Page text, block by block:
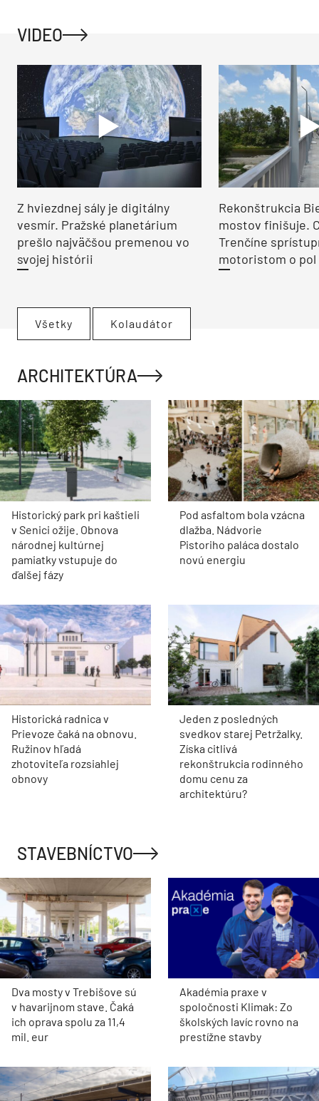
VIDEO
Z hviezdnej sály je digitálny
vesmír. Pražské planetárium
prešlo najväčšou premenou vo
svojej histórii
Rekonštrukcia
mostov finišuje.
Trenčíne
motoristom o pol
Všetky Kolaudátor
ARCHITEKTÚRA
Historický park pri kaštieli
v Senici ožije. Obnova
národnej kultúrnej
pamiatky vstupuje do
ďalšej fázy
Pod asfaltom bola vzácna
dlažba. Nádvorie
Pistoriho paláca dostalo
novú energiu
Historická radnica v
Prievoze čaká na obnovu.
Ružinov hľadá
zhotoviteľa rozsiahlej
obnovy
Jeden z posledných
svedkov starej Petržalky.
Získa citlivá
rekonštrukcia rodinného
domu cenu za
architektúru?
STAVEBNÍCTVO
Dva mosty v Trebišove sú
v havarijnom stave. Čaká
ich oprava spolu za 11,4
mil. eur
Akadémia praxe v
spoločnosti Klimak: Zo
školských lavíc rovno na
prestížne stavby